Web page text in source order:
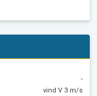
-
vind V 3 m/s